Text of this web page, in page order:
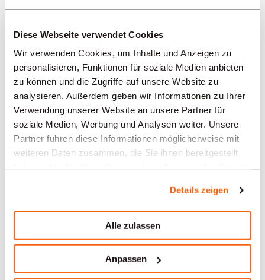
Diese Webseite verwendet Cookies
Wir verwenden Cookies, um Inhalte und Anzeigen zu
personalisieren, Funktionen für soziale Medien anbieten
zu können und die Zugriffe auf unsere Website zu
analysieren. Außerdem geben wir Informationen zu Ihrer
Verwendung unserer Website an unsere Partner für
soziale Medien, Werbung und Analysen weiter. Unsere
Partner führen diese Informationen möglicherweise mit
weiteren Daten zusammen, die Sie ihnen bereitgestellt
Details zeigen
Alle zulassen
Anpassen
YVERDON-LES-BAINS / GLEICH
Paysagiste CFC
Mandaté par un de nos clients nous
recherchons un/e
Mandaté par l'un de nos clients, nous
recherchons un/e